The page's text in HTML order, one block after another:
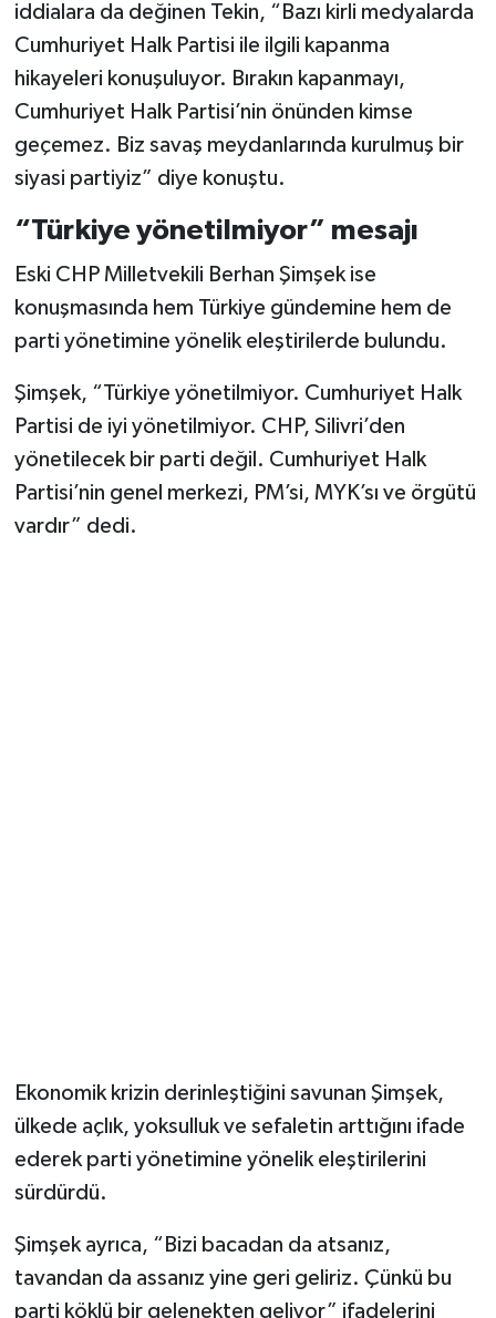
iddialara da değinen Tekin, “Bazı kirli medyalarda
Cumhuriyet Halk Partisi ile ilgili kapanma
hikayeleri konuşuluyor. Bırakın kapanmayı,
Cumhuriyet Halk Partisi’nin önünden kimse
geçemez. Biz savaş meydanlarında kurulmuş bir
siyasi partiyiz” diye konuştu.
“Türkiye yönetilmiyor” mesajı
Eski CHP Milletvekili Berhan Şimşek ise
konuşmasında hem Türkiye gündemine hem de
parti yönetimine yönelik eleştirilerde bulundu.
Şimşek, “Türkiye yönetilmiyor. Cumhuriyet Halk
Partisi de iyi yönetilmiyor. CHP, Silivri’den
yönetilecek bir parti değil. Cumhuriyet Halk
Partisi’nin genel merkezi, PM’si, MYK’sı ve örgütü
vardır” dedi.
Ekonomik krizin derinleştiğini savunan Şimşek,
ülkede açlık, yoksulluk ve sefaletin arttığını ifade
ederek parti yönetimine yönelik eleştirilerini
sürdürdü.
Şimşek ayrıca, “Bizi bacadan da atsanız,
tavandan da assanız yine geri geliriz. Çünkü bu
parti köklü bir gelenekten geliyor” ifadelerini